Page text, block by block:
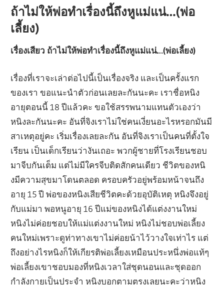
ถ้าไม่ให้พ่อทำเรื่องนี้ถึงหูแม่แน่…(พ่อ
เลี้ยง)
เรื่องเสียว ถ้าไม่ให้พ่อทำเรื่องนี้ถึงหูแม่แน่…(พ่อเลี้ยง)
เรื่องที่เราจะเล่าต่อไปนี้เป็นเรื่องจริง และเป็นครั้งแรก
ของเรา ขอแนะนำตัวก่อนเลยละกันนะคะ เราชื่อหนิง
อายุตอนนี้ 18 ปีแล้วคะ ขอใช้สรรพนามแทนตัวเองว่า
หนิงละกันนะคะ อันที่จิงเราไม่ใช่คนเงี่ยนอะไรหรอกมันมี
สาเหตุอยู่คะ เริ่มเรื่องเลยละกัน อันที่จิงเราเป็นคนที่ตั้งใจ
เรียน เป็นเด็กเรียนว่างันเถอะ พวกผู้ชายที่โรงเรียนชอบ
มาจีบกันเต็ม แต่ไม่มีใครจีบติดสักคนเดียว ชีวิตของหนิ
งมีความสุขมาโดนตลอด ครอบครัวอยู่พร้อมหน้าจนถึง
อายุ 15 ปี พ่อของหนิงเสียชีวิตคะด้วยอุบัติเหตุ หนิงจึงอยู่
กับแม่มา พอหนูอายุ 16 ปีแม่ของหนิงได้แต่งงานใหม่
หนิงไม่ค่อยชอบให้แม่แต่งงานใหม่ หนิงไม่ชอบพ่อเลี้ยง
คนใหม่เพราะดูท่าทางเขาไม่ค่อยน้าไว้วางใจเท่าไร แต่
ถึงอย่างไรหนิงก็ให้เกียรติพ่อเลี้ยงเหมือนประหนึ่งพ่อแท้ๆ
พ่อเลี้ยงเขาชอบมองที่หนิงเวลาใส่ชุดนอนและชุดออก
กำลังกายเป็นประจำ หนิงบอกตามตรงเลยนะคะว่าหนิง